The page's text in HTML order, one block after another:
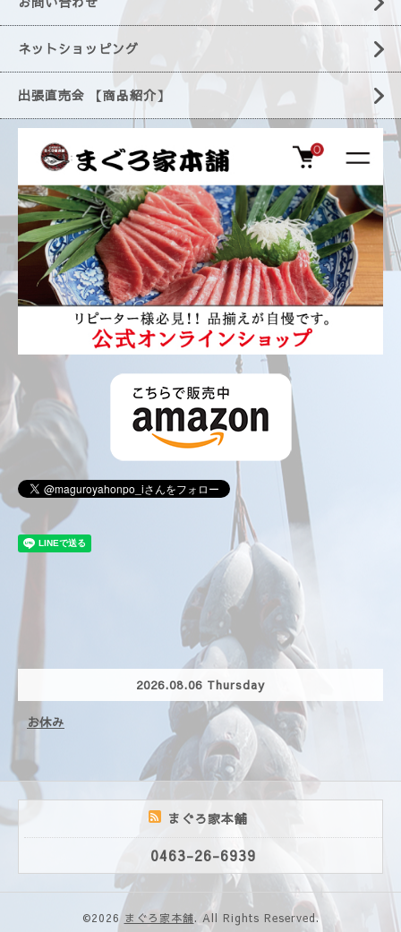
ネットショッピング
出張直売会 【商品紹介】
2026.08.06 Thursday
お休み
まぐろ家本舗
0463-26-6939
©2026 まぐろ家本舗. All Rights Reserved.